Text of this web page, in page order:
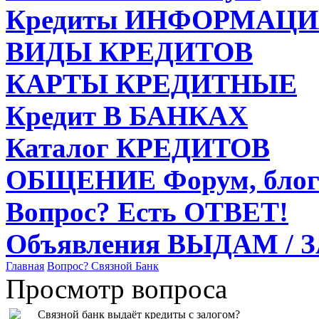
Кредиты
ВИДЫ КРЕДИТОВ
КАРТЫ КРЕДИТНЫЕ
Кредит В БАНКАХ
Каталог КРЕДИТОВ
ОБЩЕНИЕ Форум,
Вопрос? Есть ОТВЕТ!
Объявления ВЫДАМ /
Главная Вопрос? Связной Банк
Просмотр вопроса
Связной банк выдаёт кредиты с залогом?